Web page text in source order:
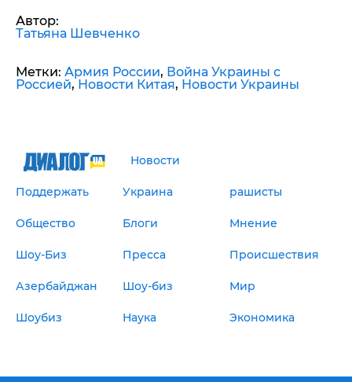
Автор:
Татьяна Шевченко
Метки: Армия России, Война Украины с
Россией, Новости Китая, Новости Украины
Новости
Поддержать Украина рашисты
Общество Блоги Мнение
Шоу-Биз Пресса Происшествия
Азербайджан Шоу-биз Мир
Шоубиз Наука Экономика